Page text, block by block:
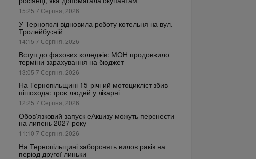
15:25 7 Серпня, 2026
У Тернополі відновила роботу котельня на вул.
Тролейбусній
14:15 7 Серпня, 2026
Вступ до фахових коледжів: МОН продовжило
терміни зарахування на бюджет
13:05 7 Серпня, 2026
На Тернопільщині 15-річний мотоцикліст збив
пішохода: троє людей у лікарні
12:25 7 Серпня, 2026
Обов’язковий запуск еАкцизу можуть перенести
на липень 2027 року
11:10 7 Серпня, 2026
На Тернопільщині заборонять вилов раків на
період другої линьки